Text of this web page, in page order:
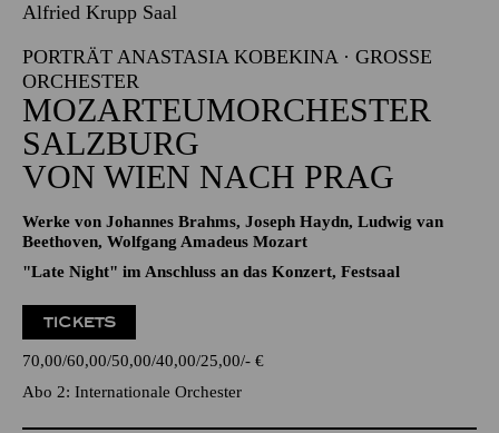
Alfried Krupp Saal
PORTRÄT ANASTASIA KOBEKINA · GROSSE O
RCHESTER
MOZARTEUMORCHESTER
SALZBURG
VON WIEN NACH PRAG
Werke von Johannes Brahms, Joseph Haydn, Ludwig van
Beethoven, Wolfgang Amadeus Mozart
"Late Night" im Anschluss an das Konzert, Festsaal
TICKETS
70,00 60,00 50,00 40,00 25,00 - €
Abo 2: Internationale Orchester